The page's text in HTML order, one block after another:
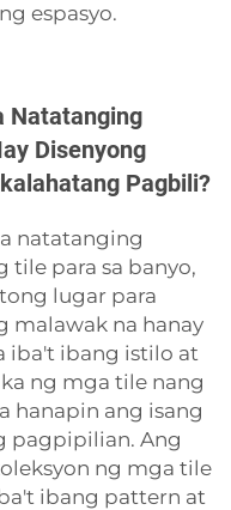
espasyo.
Natatanging
Disenyong
Pagbili?
natatanging
para sa banyo,
lugar para
malawak na hanay
iba't ibang istilo at
ng mga tile nang
hanapin ang isang
pagpipilian. Ang
ng mga tile
ibang pattern at